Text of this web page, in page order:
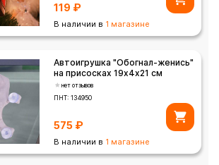
119 ₽
В наличии в 1 магазине
Автоигрушка "Обогнал-женись"
на присосках 19х4х21 см
нет отзывов
ПНТ:134950
575 ₽
В наличии в 1 магазине